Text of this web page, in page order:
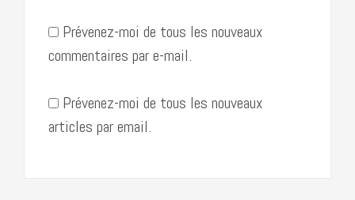
Prévenez-moi de tous les nouveaux
commentaires par e-mail.
Prévenez-moi de tous les nouveaux
articles par email.